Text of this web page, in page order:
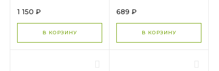
арт.17259 МС 1950
1 150 ₽
В КОРЗИНУ
(G10M500HX)арт.16676
689 ₽
В КОРЗИНУ